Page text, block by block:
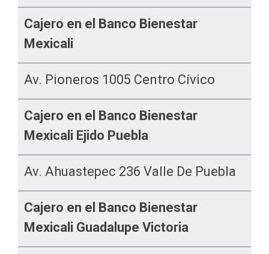
Cajero en el Banco Bienestar
Mexicali
Av. Pioneros 1005 Centro Cívico
Cajero en el Banco Bienestar
Mexicali Ejido Puebla
Av. Ahuastepec 236 Valle De Puebla
Cajero en el Banco Bienestar
Mexicali Guadalupe Victoria